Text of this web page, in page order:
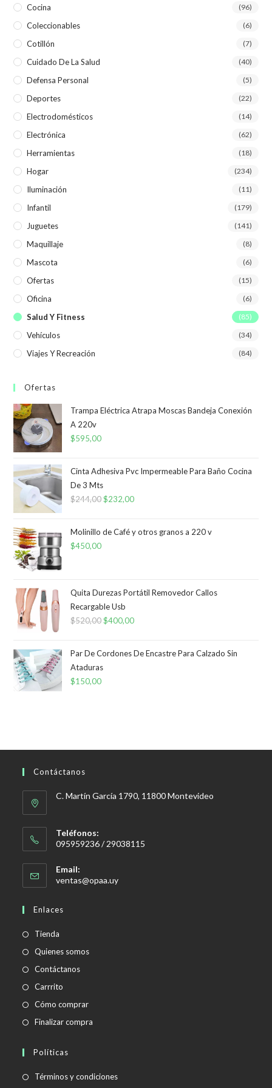
Cocina (96)
Coleccionables (6)
Cotillón (7)
Cuidado De La Salud (40)
Defensa Personal (5)
Deportes (22)
Electrodomésticos (14)
Electrónica (62)
Herramientas (18)
Hogar (234)
Iluminación (11)
Infantil (179)
Juguetes (141)
Maquillaje (8)
Mascota (6)
Ofertas (15)
Oficina (6)
Salud Y Fitness (85)
Vehículos (34)
Viajes Y Recreación (84)
Ofertas
Trampa Eléctrica Atrapa Moscas Bandeja Conexión
A 220v
$595,00
Cinta Adhesiva Pvc Impermeable Para Baño Cocina
De 3 Mts
$244,00El
original
$232,00El
actual
Molinillo de Café y otros granos a 220 v
$450,00
Quita Durezas Portátil Removedor Callos
Recargable Usb
$520,00El
original
era:
$400,00El
actual
Par De Cordones De Encastre Para Calzado Sin
Ataduras
$150,00
Contáctanos
C. Martín García 1790, 11800 Montevideo
Teléfonos:
095959236 / 29038115
Email:
ventas@opaa.uySe
Enlaces
Tienda
Quienes somos
Contáctanos
Carrrito
Cómo comprar
Finalizar compra
Políticas
Términos y condicionesSe